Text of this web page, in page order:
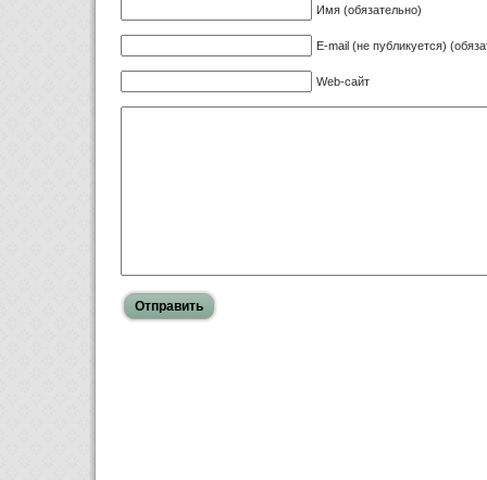
Имя (обязательно)
E-mail (не публикуется)
Web-сайт